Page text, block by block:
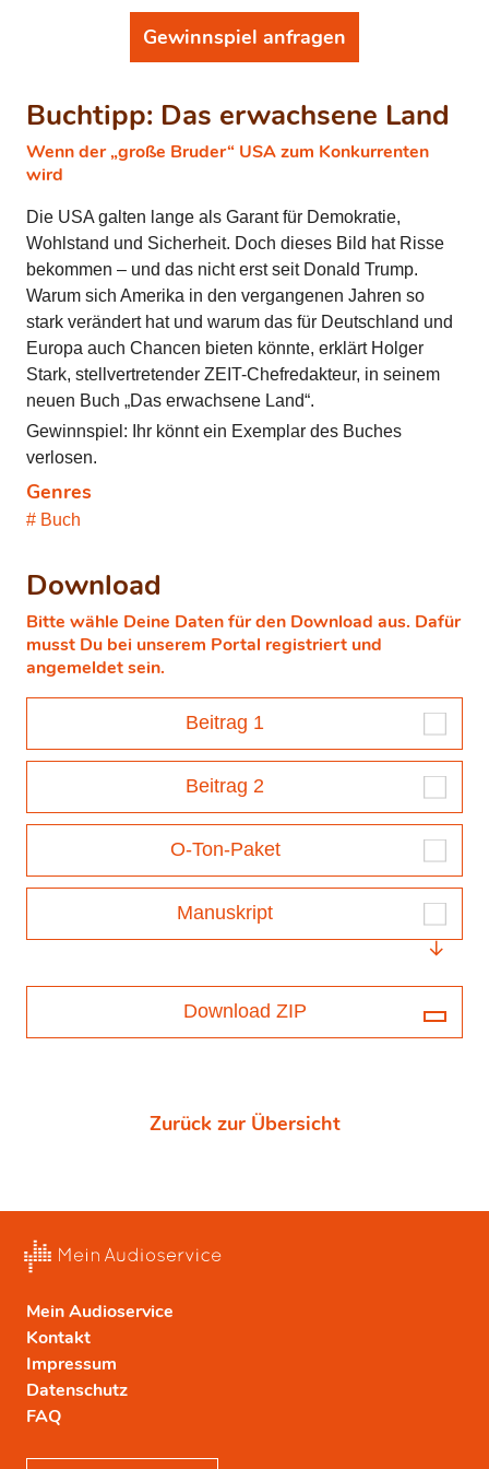
Gewinnspiel anfragen
Buchtipp: Das erwachsene Land
Wenn der „große Bruder“ USA zum Konkurrenten
wird
Die USA galten lange als Garant für Demokratie,
Wohlstand und Sicherheit. Doch dieses Bild hat Risse
bekommen – und das nicht erst seit Donald Trump.
Warum sich Amerika in den vergangenen Jahren so
stark verändert hat und warum das für Deutschland und
Europa auch Chancen bieten könnte, erklärt Holger
Stark, stellvertretender ZEIT-Chefredakteur, in seinem
neuen Buch „Das erwachsene Land“.
Gewinnspiel: Ihr könnt ein Exemplar des Buches
verlosen.
Genres
Buch
Download
Bitte wähle Deine Daten für den Download aus. Dafür
musst Du bei unserem Portal registriert und
angemeldet sein.
Beitrag 1
Beitrag 2
O-Ton-Paket
Manuskript
Download ZIP
Zurück zur Übersicht
Mein Audioservice
Kontakt
Impressum
Datenschutz
FAQ